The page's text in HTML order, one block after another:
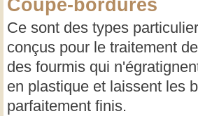
Coupe-bordures
Ce sont des types
conçus pour le traitement
des fourmis qui
en plastique et laissent les
parfaitement finis.